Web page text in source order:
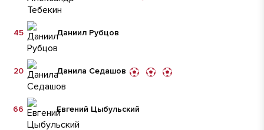
Даниил Рубцов
45
Данила Седашов
20
Евгений Цыбульский
66